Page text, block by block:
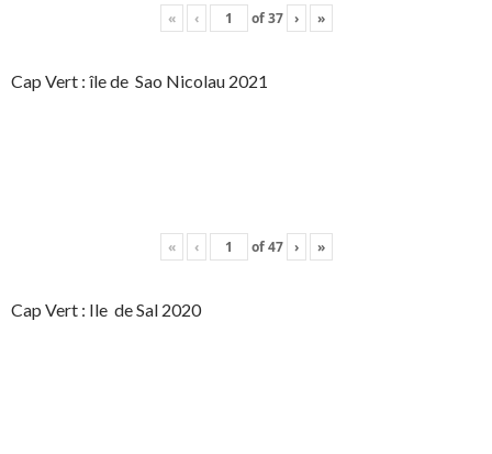
« ‹ of37 › »
Cap Vert : île de Sao Nicolau 2021
« ‹ of47 › »
Cap Vert : Ile de Sal 2020